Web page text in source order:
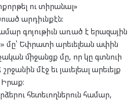
ու տիրանալ»
արդիւնքէն:
գոյութիւն առած է երազային
մը՝ Եփրատի արեւելեան ափին
միջանցք մը, որ կը գտնուի
մէջ եւ յաւելեալ արեւելք
Իրաք:
հետեւողներուն համար,